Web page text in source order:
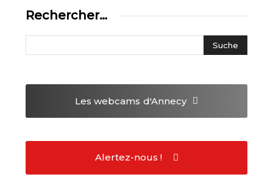
Rechercher…
Les webcams d'Annecy
Alertez-nous !